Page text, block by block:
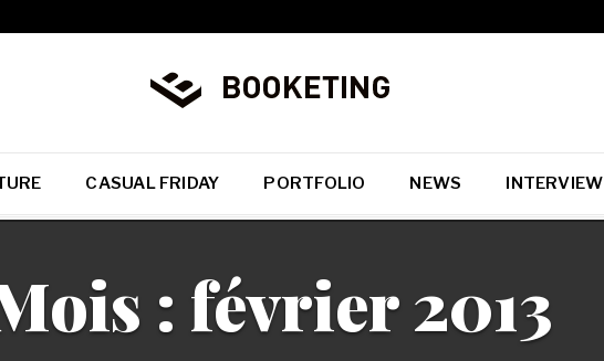
CASUAL FRIDAY PORTFOLIO NEWS INTERVIEW
: février 2013